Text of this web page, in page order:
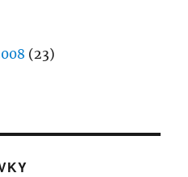
(23)